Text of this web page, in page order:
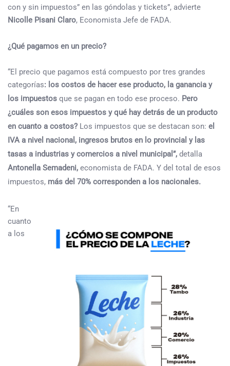
con y sin impuestos” en las góndolas y tickets”, advierte
Nicolle Pisani Claro, Economista Jefe de FADA.
¿Qué pagamos en un precio?
“El precio que pagamos está compuesto por tres grandes
categorías: los costos de hacer ese producto, la ganancia y
los impuestos que se pagan en todo ese proceso. Pero
¿cuáles son esos impuestos y qué hay detrás de un producto
en cuanto a costos? Los impuestos que se destacan son: el
IVA a nivel nacional, ingresos brutos en lo provincial y las
tasas a industrias y comercios a nivel municipal”, detalla
Antonella Semadeni, economista de FADA. Y del total de esos
impuestos, más del 70% corresponden a los nacionales.
“En
cuanto
a los